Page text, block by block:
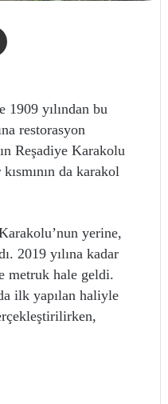
yılından bu
restorasyon
Reşadiye Karakolu
da karakol
yerine,
2019 yılına kadar
metruk hale geldi.
ilk yapılan haliyle